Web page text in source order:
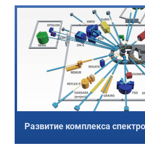
Развитие комплекса